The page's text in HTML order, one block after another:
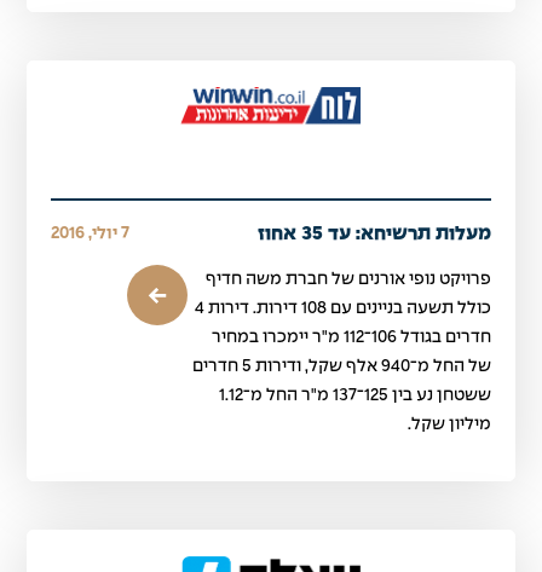
מעלות תרשיחא: עד 35 אחוז 7 יולי, 2016
פרויקט נופי אורנים של חברת משה חדיף
כולל תשעה בניינים עם 108 דירות. דירות 4
חדרים בגודל 106־112 מ"ר יימכרו במחיר
של החל מ־940 אלף שקל, ודירות 5 חדרים
ששטחן נע בין 125־137 מ"ר החל מ־1.12
מיליון שקל.